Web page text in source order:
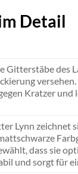
Detail
Gitterstäbe des
Kratzer und
Lynn zeichnet
dass sie
und sorgt für